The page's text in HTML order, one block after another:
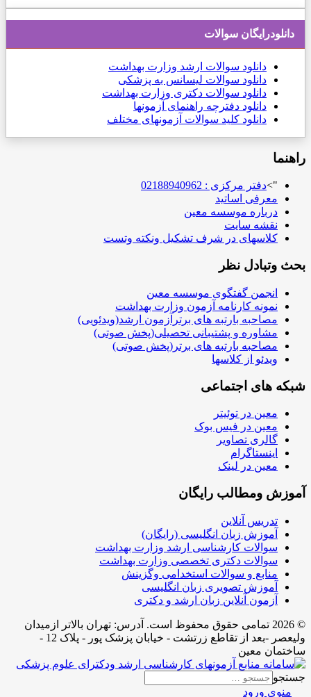
دانلودرایگان سوالات
دانلود سوالات ارشد وزارت بهداشت
دانلود سوالات لیسانس به پزشکی
دانلود سوالات دکتری وزارت بهداشت
دانلود دفترچه راهنمای آزمونها
دانلود کلید سوالات آزمونهای مختلف
راهنما
">دفتر مرکزی : 02188940962
معرفی اساتید
درباره موسسه معین
نقشه سایت
کلاسهای در شرف تشکیل ونکته وتست
بحث وتبادل نظر
انجمن گفتگوی موسسه معین
نمونه کارنامه آزمون وزارت بهداشت
مصاحبه بارتبه های برترآزمون ارشد(ویدئویی)
مشاوره و پشتیبانی تحصیلی(پخش صوتی)
مصاحبه بارتبه های برتر(پخش صوتی)
ویدئو از کلاسها
شبکه های اجتماعی
معین در توئیتر
معین در فیس بوک
گالری تصاویر
اینستاگرام
معین در لینک
آموزش ومطالب رایگان
تدریس آنلاین
آموزش زبان انگلیسی (رایگان)
سوالات کارشناسی ارشد وزارت بهداشت
سوالات دکتری تخصصی وزارت بهداشت
منابع و سوالات استخدامی وگزینش
آموزش تصویری زبان انگلیسی
آزمون آنلاین زبان ارشد و دکتری
© 2026 تمامی حقوق محفوظ است. آدرس:‌ تهران بالاتر ازمیدان
ولیعصر -بعد از تقاطع زرتشت - خیابان پزشک پور - پلاک 12 -
ساختمان معین
جستجو
منوی ورود